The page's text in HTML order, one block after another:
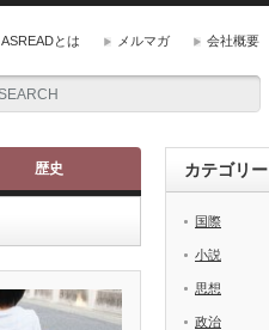
ASREADとは メルマガ 会社概要
歴史 カテゴリー
国際
小説
思想
政治